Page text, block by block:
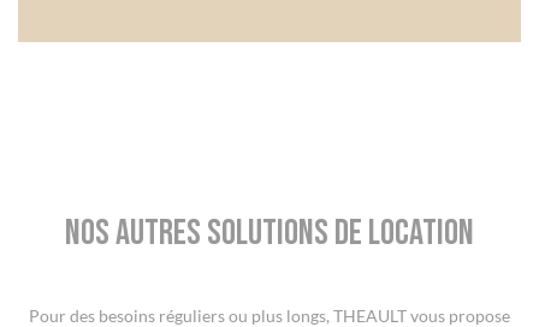
Nos autres solutions de location
Pour des besoins réguliers ou plus longs, THEAULT vous propose